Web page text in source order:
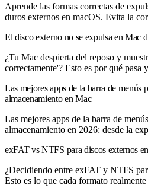
Aprende las formas correctas de
duros externos en macOS. Evita la
El disco externo no se expulsa en Mac
¿Tu Mac despierta del reposo y
correctamente'? Esto es por qué
Las mejores apps de la barra de menús
almacenamiento en Mac
Las mejores apps de la barra de
almacenamiento en 2026: desde la
exFAT vs NTFS para discos externos
¿Decidiendo entre exFAT y NTFS
Esto es lo que cada formato